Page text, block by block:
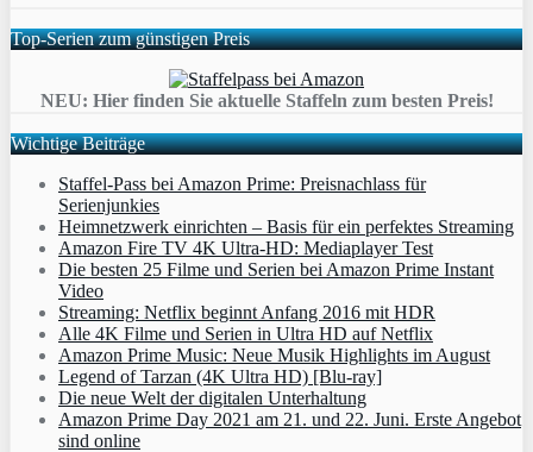
Top-Serien zum günstigen Preis
NEU: Hier finden Sie aktuelle Staffeln zum besten Preis!
Wichtige Beiträge
Staffel-Pass bei Amazon Prime: Preisnachlass für
Serienjunkies
Heimnetzwerk einrichten – Basis für ein perfektes Streaming
Amazon Fire TV 4K Ultra-HD: Mediaplayer Test
Die besten 25 Filme und Serien bei Amazon Prime Instant
Video
Streaming: Netflix beginnt Anfang 2016 mit HDR
Alle 4K Filme und Serien in Ultra HD auf Netflix
Amazon Prime Music: Neue Musik Highlights im August
Legend of Tarzan (4K Ultra HD) [Blu-ray]
Die neue Welt der digitalen Unterhaltung
Amazon Prime Day 2021 am 21. und 22. Juni. Erste Angebot
sind online